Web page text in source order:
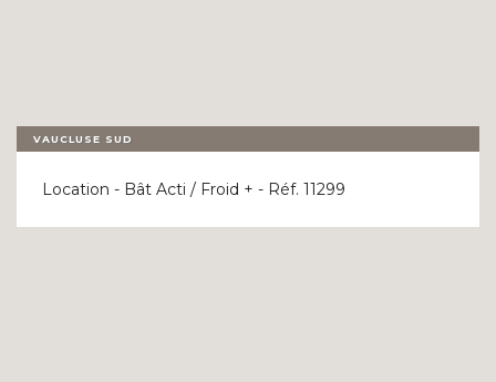
VAUCLUSE SUD
Location - Bât Acti / Froid + - Réf. 11299